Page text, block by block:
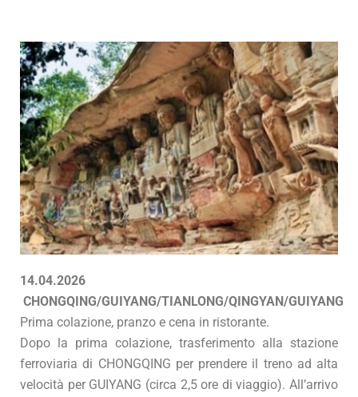
14.04.2026
CHONGQING/GUIYANG/TIANLONG/QINGYAN/GUIYANG
Prima colazione, pranzo e cena in ristorante.
Dopo la prima colazione, trasferimento alla stazione
ferroviaria di CHONGQING per prendere il treno ad alta
velocità per GUIYANG (circa 2,5 ore di viaggio). All’arrivo